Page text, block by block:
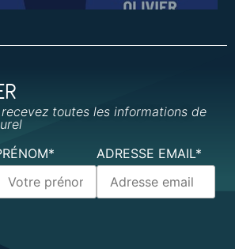
toutes les informations de
ADRESSE EMAIL*